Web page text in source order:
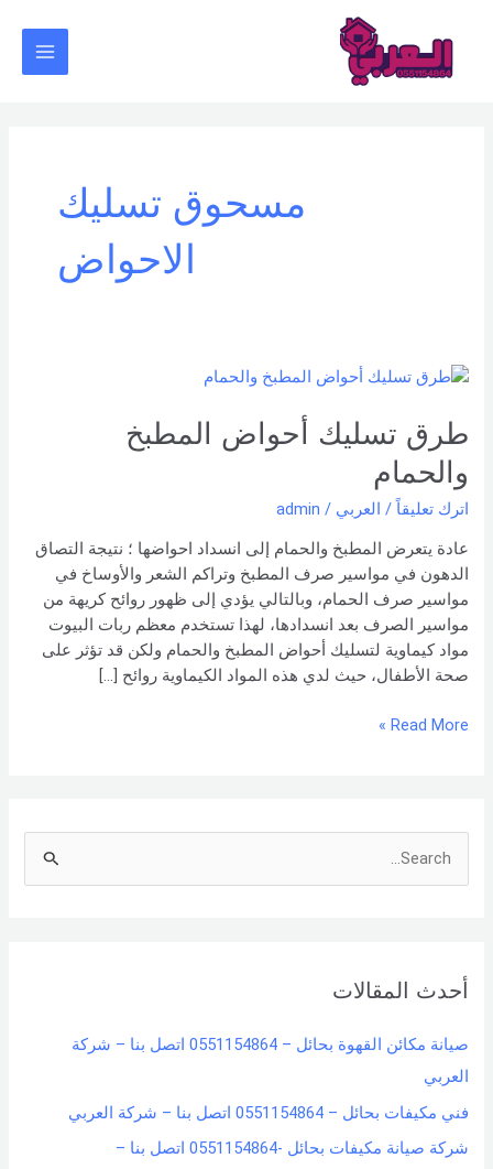
المحتوى
مسحوق تسليك
الاحواض
طرق تسليك أحواض المطبخ
والحمام
اترك تعليقاً / العربي /
admin
عادة يتعرض المطبخ والحمام إلى انسداد احواضها ؛ نتيجة التصاق
الدهون في مواسير صرف المطبخ وتراكم الشعر والأوساخ في
مواسير صرف الحمام، وبالتالي يؤدي إلى ظهور روائح كريهة من
مواسير الصرف بعد انسدادها، لهذا تستخدم معظم ربات البيوت
مواد كيماوية لتسليك أحواض المطبخ والحمام ولكن قد تؤثر على
صحة الأطفال، حيث لدي هذه المواد الكيماوية روائح […]
طرق
أحواض
المطبخ
والحمام
Read More »
c
f
o
r
:
أحدث المقالات
صيانة مكائن القهوة بحائل – 0551154864 اتصل بنا – شركة
العربي
فني مكيفات بحائل – 0551154864 اتصل بنا – شركة العربي
شركة صيانة مكيفات بحائل -0551154864 اتصل بنا –